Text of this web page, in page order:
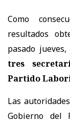
Como
resultados
pasado
tres
Partido
Las
Gobierno del